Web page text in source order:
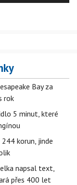
Bay za
rok
5 minut, které
korun, jinde
napsal text,
přes 400 let